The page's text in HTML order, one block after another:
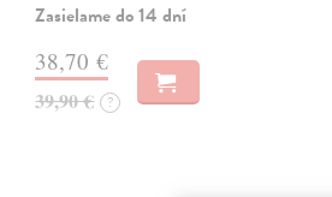
Zasielame do 14 dní
38,70 €
39,90 € ?